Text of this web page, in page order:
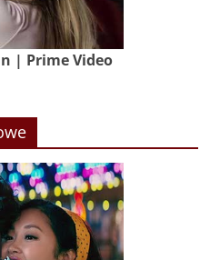
| Prime Video